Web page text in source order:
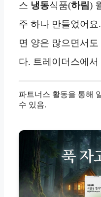
스 냉동식품(하림)
주 하나 만들었어요
면 양은 많으면서
다. 트레이더스에서
파트너스 활동을 통해
수 있음.